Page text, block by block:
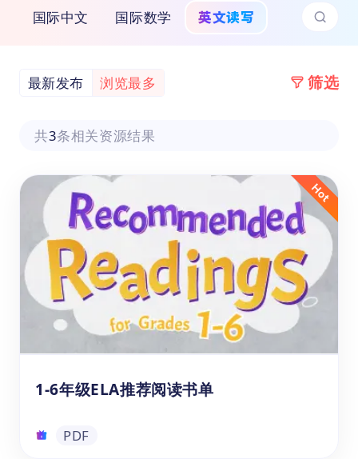
国际中文 国际数学 英文读写
最新发布 浏览最多 筛选
共3条相关资源结果
1-6年级ELA推荐阅读书单
PDF